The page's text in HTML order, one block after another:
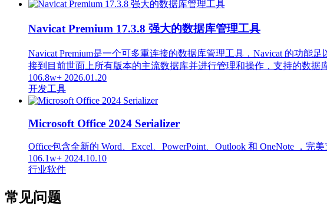
Navicat Premium 17.3.8 强大的数据库管理工具
Navicat Premium是一个可多重连接的数据库管理工具，Navicat 的功
接到目前世面上所有版本的主流数据库并进行管理和操作，支持的数据
106.8w+ 2026.01.20
开发工具
Microsoft Office 2024 Serializer
Office包含全新的 Word、Excel、PowerPoint、Outlook 和 OneNote ，完
106.1w+ 2024.10.10
行业软件
常见问题